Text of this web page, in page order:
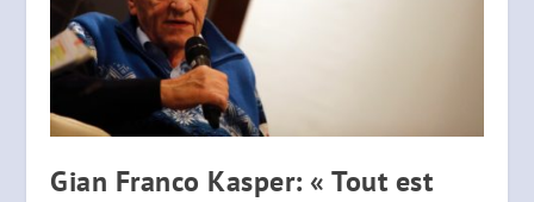
Gian Franco Kasper: « Tout est